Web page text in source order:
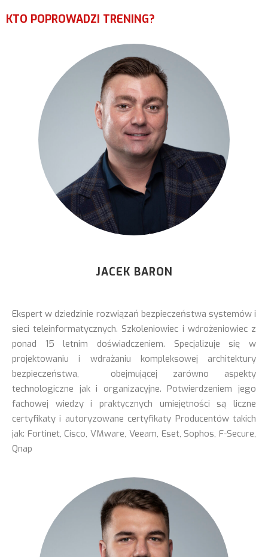
KTO POPROWADZI TRENING?
JACEK BARON
Ekspert w dziedzinie rozwiązań bezpieczeństwa systemów i
sieci teleinformatycznych. Szkoleniowiec i wdrożeniowiec z
ponad 15 letnim doświadczeniem. Specjalizuje się w
projektowaniu i wdrażaniu kompleksowej architektury
bezpieczeństwa, obejmującej zarówno aspekty
technologiczne jak i organizacyjne. Potwierdzeniem jego
fachowej wiedzy i praktycznych umiejętności są liczne
certyfikaty i autoryzowane certyfikaty Producentów takich
jak: Fortinet, Cisco, VMware, Veeam, Eset, Sophos, F-Secure,
Qnap